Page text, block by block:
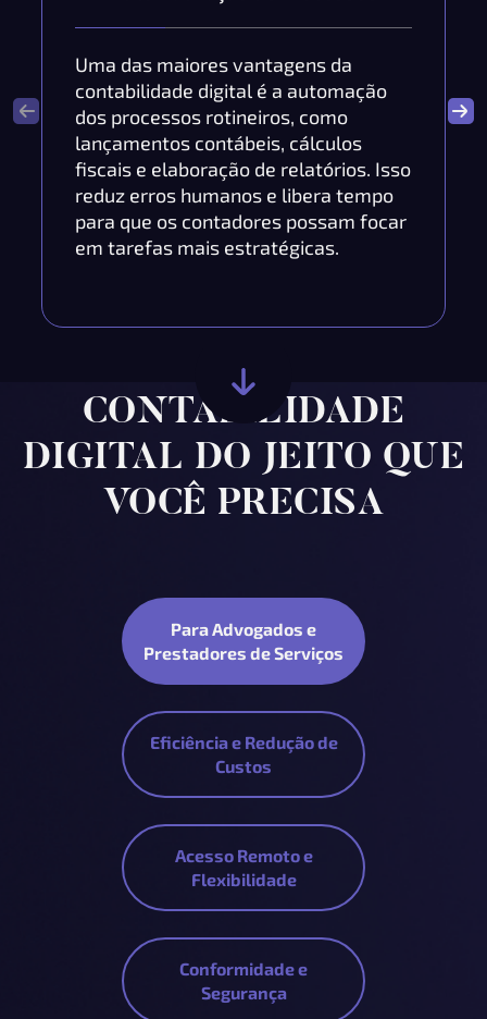
Uma das maiores vantagens da
contabilidade digital é a automação
dos processos rotineiros, como
lançamentos contábeis, cálculos
fiscais e elaboração de relatórios. Isso
reduz erros humanos e libera tempo
para que os contadores possam focar
em tarefas mais estratégicas.
CONTABILIDADE
DIGITAL DO JEITO QUE
VOCÊ PRECISA
Para Advogados e
Prestadores de Serviços
Eficiência e Redução de
Custos
Acesso Remoto e
Flexibilidade
Conformidade e
Segurança